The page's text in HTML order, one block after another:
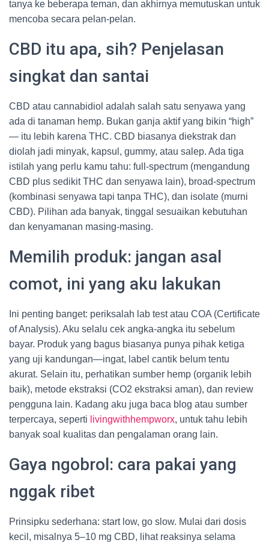
tanya ke beberapa teman, dan akhirnya memutuskan untuk
mencoba secara pelan-pelan.
CBD itu apa, sih? Penjelasan
singkat dan santai
CBD atau cannabidiol adalah salah satu senyawa yang
ada di tanaman hemp. Bukan ganja aktif yang bikin “high”
— itu lebih karena THC. CBD biasanya diekstrak dan
diolah jadi minyak, kapsul, gummy, atau salep. Ada tiga
istilah yang perlu kamu tahu: full-spectrum (mengandung
CBD plus sedikit THC dan senyawa lain), broad-spectrum
(kombinasi senyawa tapi tanpa THC), dan isolate (murni
CBD). Pilihan ada banyak, tinggal sesuaikan kebutuhan
dan kenyamanan masing-masing.
Memilih produk: jangan asal
comot, ini yang aku lakukan
Ini penting banget: periksalah lab test atau COA (Certificate
of Analysis). Aku selalu cek angka-angka itu sebelum
bayar. Produk yang bagus biasanya punya pihak ketiga
yang uji kandungan—ingat, label cantik belum tentu
akurat. Selain itu, perhatikan sumber hemp (organik lebih
baik), metode ekstraksi (CO2 ekstraksi aman), dan review
pengguna lain. Kadang aku juga baca blog atau sumber
terpercaya, seperti livingwithhempworx, untuk tahu lebih
banyak soal kualitas dan pengalaman orang lain.
Gaya ngobrol: cara pakai yang
nggak ribet
Prinsipku sederhana: start low, go slow. Mulai dari dosis
kecil, misalnya 5–10 mg CBD, lihat reaksinya selama